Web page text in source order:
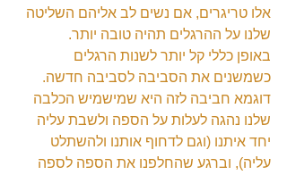
אלו טריגרים, אם נשים לב אליהם השליטה
שלנו על ההרגלים תהיה טובה יותר.
באופן כללי קל יותר לשנות הרגלים
כשמשנים את הסביבה לסביבה חדשה.
דוגמא חביבה לזה היא שמישמיש הכלבה
שלנו נהגה לעלות על הספה ולשבת עליה
יחד איתנו (וגם לדחוף אותנו ולהשתלט
עליה), וברגע שהחלפנו את הספה לספה